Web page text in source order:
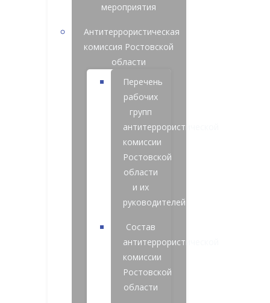
мероприятия
Антитеррористическая
комиссия Ростовской
области
Перечень
рабочих
групп
антитеррористической
комиссии
Ростовской
области
и их
руководителей
Состав
антитеррористической
комиссии
Ростовской
области